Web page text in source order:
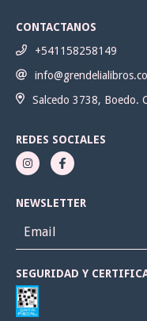
CONTACTANOS
+541158258149
Salcedo 3738, Boedo.
REDES SOCIALES
NEWSLETTER
SEGURIDAD Y